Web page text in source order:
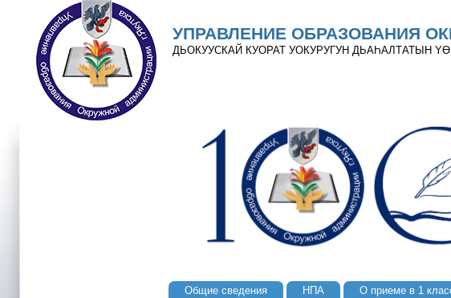
Перейти к основному содержанию
Skip to search
УПРАВЛЕНИЕ ОБРАЗОВАНИЯ
ДЬОКУУСКАЙ КУОРАТ УОКУРУГУН ДЬАҺАЛТАТЫН
Общие сведения НПА О приеме в 1